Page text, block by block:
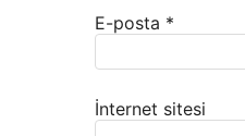
E-posta *
İnternet sitesi